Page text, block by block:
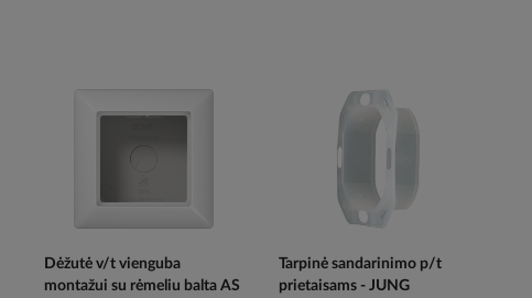
Dėžutė v/t vienguba
montažui su rėmeliu balta AS
Tarpinė sandarinimo p/t
prietaisams - JUNG